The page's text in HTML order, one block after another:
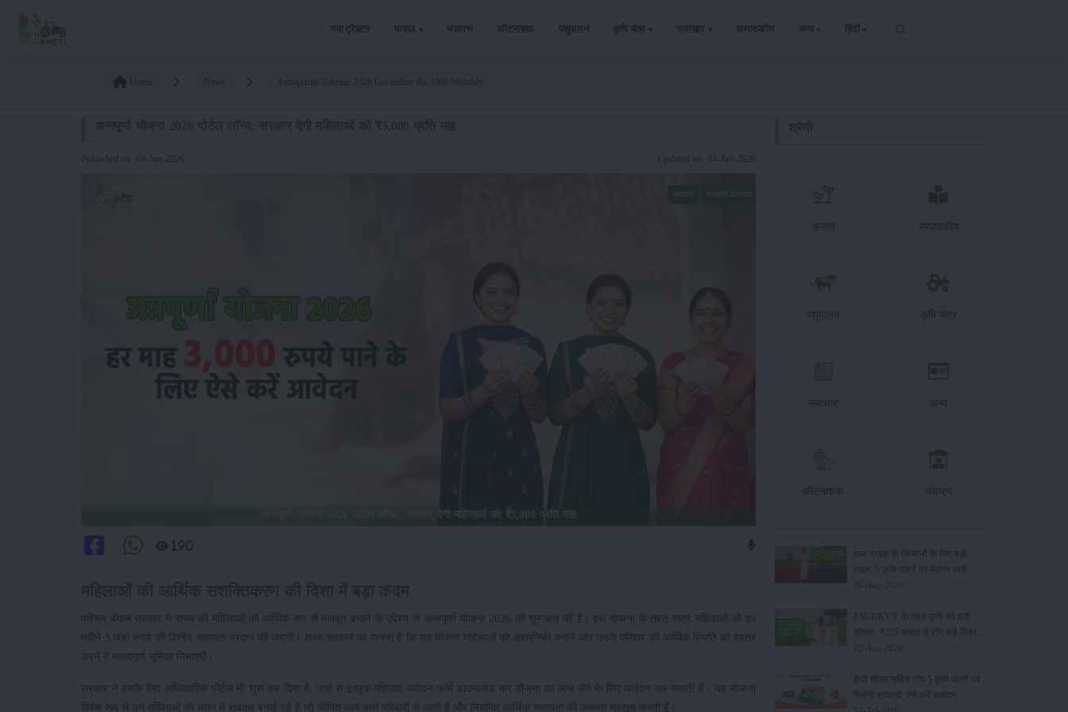
नया ट्रैक्टर फसल भंडारण कीटनाशक पशुपालन कृषि यंत्र समाचार सम्पादकीय अन्य हिंदी
Published on: 04-Jun-2026 Updated on: 04-Jun-2026
अन्नपूर्णा योजना 2026 पोर्टल लॉन्च: सरकार देगी महिलाओं को ₹3,000 प्रति माह
190
पश्चिम बंगाल सरकार ने राज्य की महिलाओं को आर्थिक रूप से मजबूत बनाने के उद्देश्य से अन्नपूर्णा योजना 2026 की शुरुआत की है। इस योजना के तहत पात्र महिलाओं को हर
महीने 3,000 रुपये की वित्तीय सहायता प्रदान की जाएगी। राज्य सरकार का मानना है कि यह योजना महिलाओं को आत्मनिर्भर बनाने और उनके परिवार की आर्थिक स्थिति को बेहतर
करने में महत्वपूर्ण भूमिका निभाएगी।
सरकार ने इसके लिए आधिकारिक पोर्टल भी शुरू कर दिया है, जहां से इच्छुक महिलाएं आवेदन फॉर्म डाउनलोड कर योजना का लाभ लेने के लिए आवेदन कर सकती हैं। यह योजना
विशेष रूप से उन महिलाओं को ध्यान में रखकर बनाई गई है जो सीमित आय वाले परिवारों से आती हैं और नियमित आर्थिक सहायता की जरूरत महसूस करती हैं।
फसल सम्पादकीय
पशुपालन कृषि यंत्र
समाचार अन्य
कीटनाशक भंडारण
मध्य प्रदेश के किसानों के लिए बड़ी
राहत, 5 कृषि यंत्रों पर मिलेगा भारी
अनुदान
06-Aug-2026
PM-RKVY के तहत कृषि को बड़ी
सौगात, ₹335 करोड़ से होंगे कई विकास
02-Aug-2026
हैप्पी सीडर सहित टॉप 5 कृषि यंत्रों पर
मिलेगी सब्सिडी, ऐसे करें आवेदन